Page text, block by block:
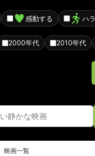
感動する ハ
2000年代 2010年代
映画一覧